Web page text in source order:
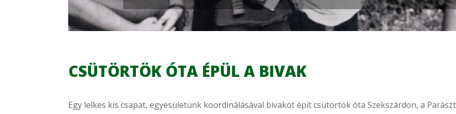
CSÜTÖRTÖK ÓTA ÉPÜL A BIVAK
Egy lelkes kis csapat, egyesületünk koordinálásával bivakot épít csütörtök óta Szekszárdon, a